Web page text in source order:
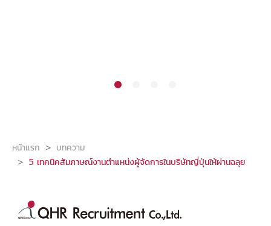
หน้าแรก
บทความ
5 เทคนิคสัมภาษณ์งานตำแหน่งผู้จัดการในบริษัทญี่ปุ่นให้ผ่านฉลุย